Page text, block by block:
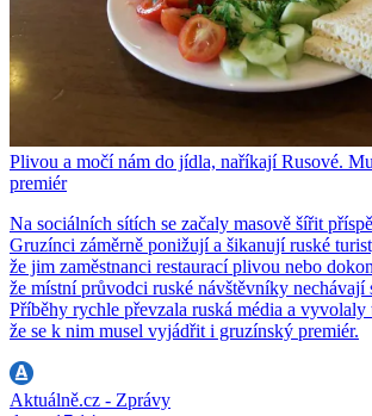
Plivou a močí nám do jídla, naříkají Rusové.
premiér
Na sociálních sítích se začaly masově šířit
Gruzínci záměrně ponižují a šikanují ruské
že jim zaměstnanci restaurací plivou nebo
že místní průvodci ruské návštěvníky nechávají
Příběhy rychle převzala ruská média a vyvolaly
že se k nim musel vyjádřit i gruzínský premiér.
Aktuálně.cz - Zprávy